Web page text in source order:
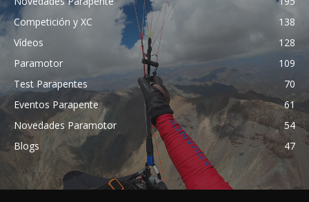
Competición y XC
138
Vídeos
128
Paramotor
109
Test Parapentes
70
Eventos Parapente
61
Novedades Paramotor
54
Blogs
47